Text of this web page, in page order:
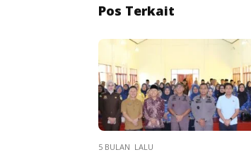
Pos Terkait
5 BULAN LALU